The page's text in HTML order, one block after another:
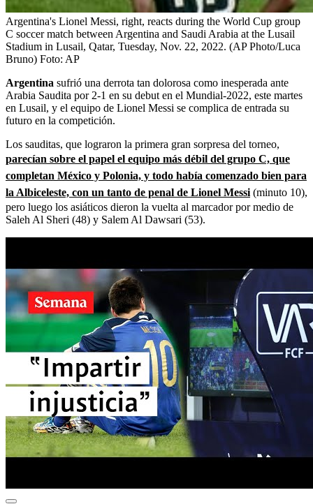
Argentina's Lionel Messi, right, reacts during the World Cup group
C soccer match between Argentina and Saudi Arabia at the Lusail
Stadium in Lusail, Qatar, Tuesday, Nov. 22, 2022. (AP Photo/Luca
Bruno) Foto: AP
Argentina sufrió una derrota tan dolorosa como inesperada ante
Arabia Saudita por 2-1 en su debut en el Mundial-2022, este martes
en Lusail, y el equipo de Lionel Messi se complica de entrada su
futuro en la competición.
Los sauditas, que lograron la primera gran sorpresa del torneo,
parecían sobre el papel el equipo más débil del grupo C, que
completan México y Polonia, y todo había comenzado bien para
la Albiceleste, con un tanto de penal de Lionel Messi (minuto 10),
pero luego los asiáticos dieron la vuelta al marcador por medio de
Saleh Al Sheri (48) y Salem Al Dawsari (53).